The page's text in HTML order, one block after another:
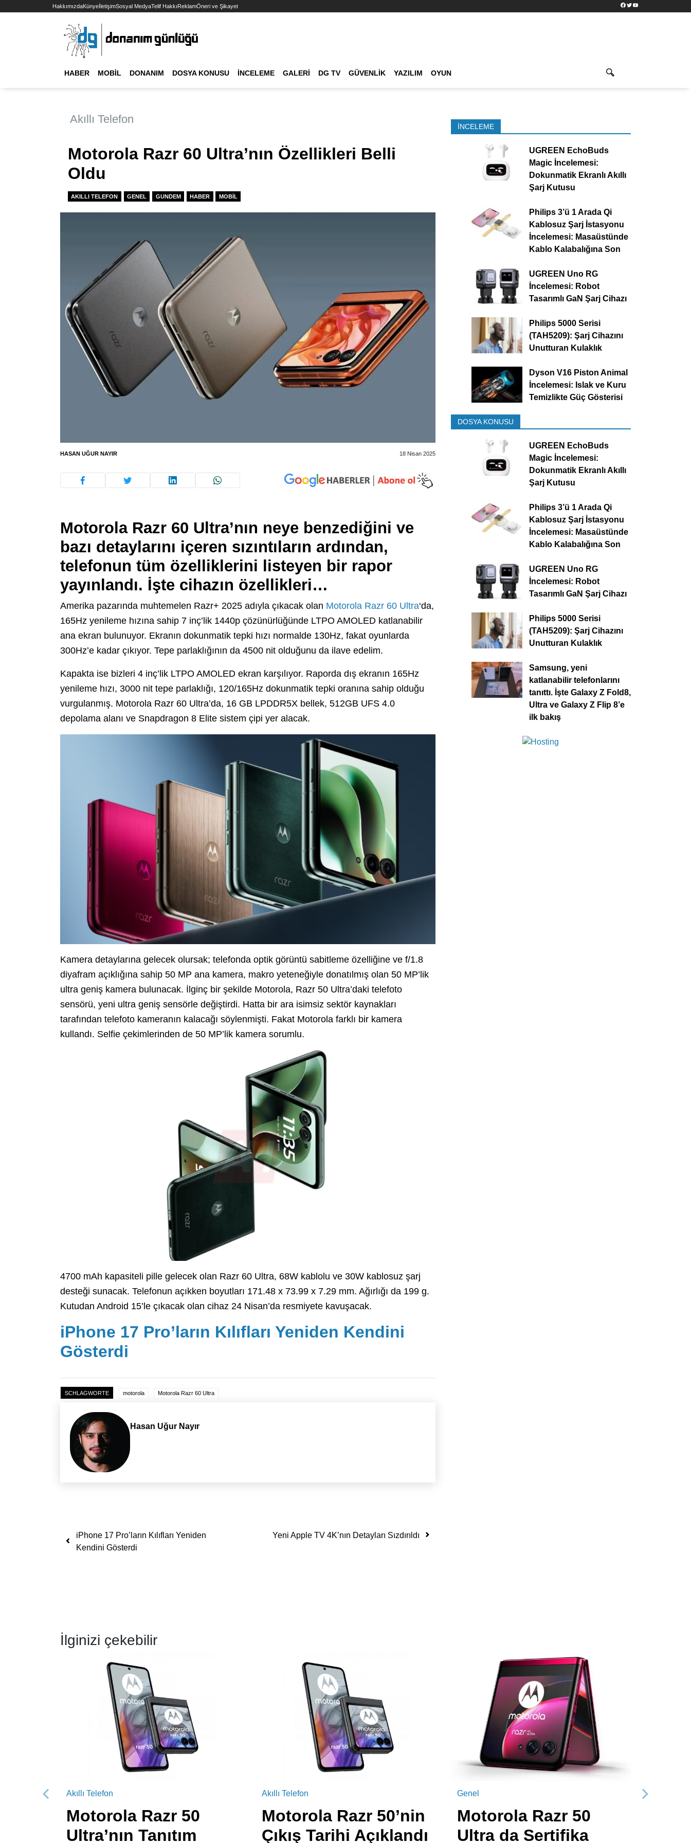
HakkımızdaKünyeİletişimSosyal MedyaTelif HakkıReklamÖneri ve Şikayet Facebook
TwitterYouTube
HABER MOBIL DONANIM DOSYA KONUSU İNCELEME GALERI DG TV GÜVENLIK YAZILIM OYUN
Akıllı Telefon
Motorola Razr 60 Ultra’nın Özellikleri Belli
Oldu
AKILLI TELEFON GENEL GUNDEM HABER MOBIL
HASAN UĞUR NAYIR 18 Nisan 2025
Motorola Razr 60 Ultra’nın neye benzediğini ve
bazı detaylarını içeren sızıntıların ardından,
telefonun tüm özelliklerini listeyen bir rapor
yayınlandı. İşte cihazın özellikleri…
Amerika pazarında muhtemelen Razr+ 2025 adıyla çıkacak olan Motorola Razr 60 Ultra‘da,
165Hz yenileme hızına sahip 7 inç’lik 1440p çözünürlüğünde LTPO AMOLED katlanabilir
ana ekran bulunuyor. Ekranın dokunmatik tepki hızı normalde 130Hz, fakat oyunlarda
300Hz’e kadar çıkıyor. Tepe parlaklığının da 4500 nit olduğunu da ilave edelim.
Kapakta ise bizleri 4 inç’lik LTPO AMOLED ekran karşılıyor. Raporda dış ekranın 165Hz
yenileme hızı, 3000 nit tepe parlaklığı, 120/165Hz dokunmatik tepki oranına sahip olduğu
vurgulanmış. Motorola Razr 60 Ultra’da, 16 GB LPDDR5X bellek, 512GB UFS 4.0
depolama alanı ve Snapdragon 8 Elite sistem çipi yer alacak.
Kamera detaylarına gelecek olursak; telefonda optik görüntü sabitleme özelliğine ve f/1.8
diyafram açıklığına sahip 50 MP ana kamera, makro yeteneğiyle donatılmış olan 50 MP’lik
ultra geniş kamera bulunacak. İlginç bir şekilde Motorola, Razr 50 Ultra’daki telefoto
sensörü, yeni ultra geniş sensörle değiştirdi. Hatta bir ara isimsiz sektör kaynakları
tarafından telefoto kameranın kalacağı söylenmişti. Fakat Motorola farklı bir kamera
kullandı. Selfie çekimlerinden de 50 MP’lik kamera sorumlu.
4700 mAh kapasiteli pille gelecek olan Razr 60 Ultra, 68W kablolu ve 30W kablosuz şarj
desteği sunacak. Telefonun açıkken boyutları 171.48 x 73.99 x 7.29 mm. Ağırlığı da 199 g.
Kutudan Android 15’le çıkacak olan cihaz 24 Nisan’da resmiyete kavuşacak.
iPhone 17 Pro’ların Kılıfları Yeniden Kendini
Gösterdi
SCHLAGWORTE motorola Motorola Razr 60 Ultra
Hasan Uğur Nayır
Yazı dolaşımı
iPhone 17 Pro’ların Kılıfları Yeniden
Kendini Gösterdi
Yeni Apple TV 4K’nın Detayları Sızdırıldı
İNCELEME
UGREEN EchoBuds
Magic İncelemesi:
Dokunmatik Ekranlı Akıllı
Şarj Kutusu
Philips 3’ü 1 Arada Qi
Kablosuz Şarj İstasyonu
İncelemesi: Masaüstünde
Kablo Kalabalığına Son
UGREEN Uno RG
İncelemesi: Robot
Tasarımlı GaN Şarj Cihazı
Philips 5000 Serisi
(TAH5209): Şarj Cihazını
Unutturan Kulaklık
Dyson V16 Piston Animal
İncelemesi: Islak ve Kuru
Temizlikte Güç Gösterisi
DOSYA KONUSU
UGREEN EchoBuds
Magic İncelemesi:
Dokunmatik Ekranlı Akıllı
Şarj Kutusu
Philips 3’ü 1 Arada Qi
Kablosuz Şarj İstasyonu
İncelemesi: Masaüstünde
Kablo Kalabalığına Son
UGREEN Uno RG
İncelemesi: Robot
Tasarımlı GaN Şarj Cihazı
Philips 5000 Serisi
(TAH5209): Şarj Cihazını
Unutturan Kulaklık
Samsung, yeni
katlanabilir telefonlarını
tanıttı. İşte Galaxy Z Fold8,
Ultra ve Galaxy Z Flip 8’e
ilk bakış
İlginizi çekebilir
Akıllı Telefon
Motorola Razr 50
Ultra’nın Tanıtım
Akıllı Telefon
Motorola Razr 50’nin
Çıkış Tarihi Açıklandı
Genel
Motorola Razr 50
Ultra da Sertifika
Önceki Sonraki